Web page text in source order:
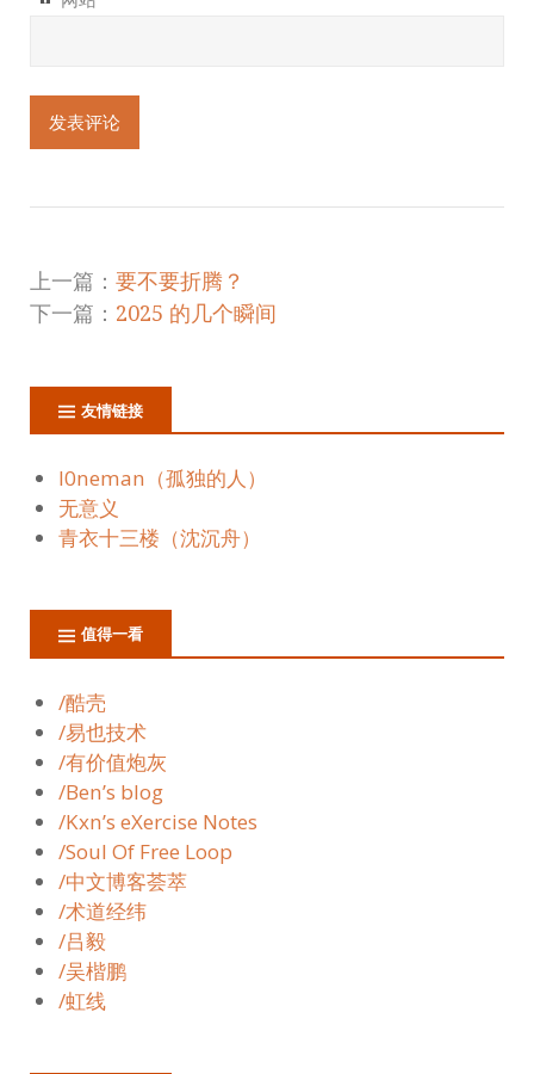
上一篇： 要不要折腾？
下一篇： 2025 的几个瞬间
友情链接
l0neman（孤独的人）
无意义
青衣十三楼（沈沉舟）
值得一看
/酷壳
/易也技术
/有价值炮灰
/Ben’s blog
/Kxn’s eXercise Notes
/Soul Of Free Loop
/中文博客荟萃
/术道经纬
/吕毅
/吴楷鹏
/虹线